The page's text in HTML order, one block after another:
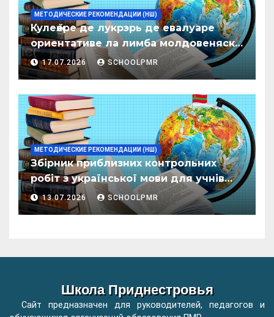
МЕТОДИЧЕСКИЕ РЕКОМЕНДАЦИИ (НШ)
Кулеӂере де лукрэрь де евалуаре
ориентативе ла лимба молдовеняскэ
пентру елевий класелор примаре але
организациилор де ынвэцэмынт
17.07.2026 SCHOOLPMR
МЕТОДИЧЕСКИЕ РЕКОМЕНДАЦИИ (НШ)
Збірник приблизних контрольних
робіт з української мови для учнів
початкових класів організацій
загальної освіти
13.07.2026 SCHOOLPMR
Школа Приднестровья
Сайт предназначен для руководителей, педагогов и